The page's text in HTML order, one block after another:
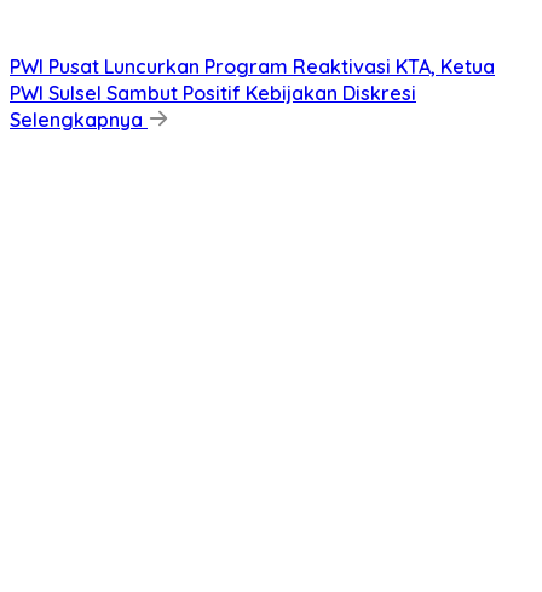
PWI Pusat Luncurkan Program Reaktivasi KTA, Ketua
PWI Sulsel Sambut Positif Kebijakan Diskresi
Selengkapnya